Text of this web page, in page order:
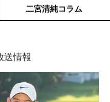
二宮清純コラム
送情報